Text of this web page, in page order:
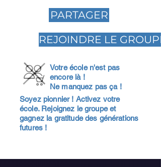
PARTAGER
REJOINDRE LE GROUPE
Votre école n'est pas
encore là !
Ne manquez pas ça !
Soyez pionnier ! Activez votre
école. Rejoignez le groupe et
gagnez la gratitude des générations
futures !